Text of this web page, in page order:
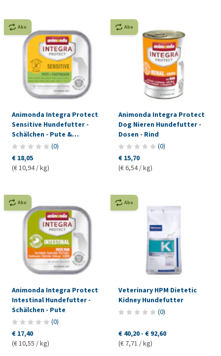
Abo
Animonda Integra Protect
Sensitive Hundefutter -
Schälchen - Pute &
Pastinaken (0)
€ 18,05
(€ 10,94 / kg)
Abo
Animonda Integra Protect
Dog Nieren Hundefutter -
Dosen - Rind
(0)
€ 15,70
(€ 6,54 / kg)
Abo
Animonda Integra Protect
Intestinal Hundefutter -
Schälchen - Pute
(0)
€ 17,40
(€ 10,55 / kg)
Abo
Veterinary HPM Dietetic
Kidney Hundefutter
(0)
€ 40,20 - € 92,60
(€ 7,71 / kg)